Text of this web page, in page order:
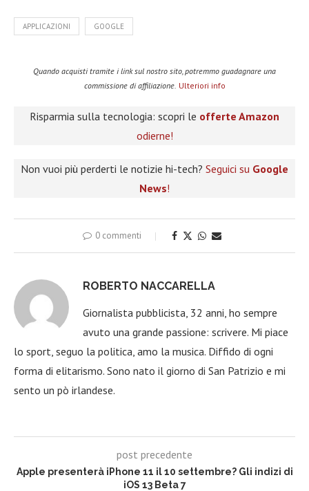
APPLICAZIONI GOOGLE
Quando acquisti tramite i link sul nostro sito, potremmo guadagnare una
commissione di affiliazione. Ulteriori info
Risparmia sulla tecnologia: scopri le offerte Amazon
odierne!
Non vuoi più perderti le notizie hi-tech? Seguici su Google
News!
0 commenti
ROBERTO NACCARELLA
Giornalista pubblicista, 32 anni, ho sempre
avuto una grande passione: scrivere. Mi piace
lo sport, seguo la politica, amo la musica. Diffido di ogni
forma di elitarismo. Sono nato il giorno di San Patrizio e mi
sento un pò irlandese.
post precedente
Apple presenterà iPhone 11 il 10 settembre? Gli indizi di
iOS 13 Beta 7